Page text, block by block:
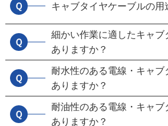
Ｑ キャブタイヤケーブルの用
Ｑ
細かい作業に適したキャブ
ありますか？
Ｑ
耐水性のある電線・キャブ
ありますか？
Ｑ
耐油性のある電線・キャブ
ありますか？